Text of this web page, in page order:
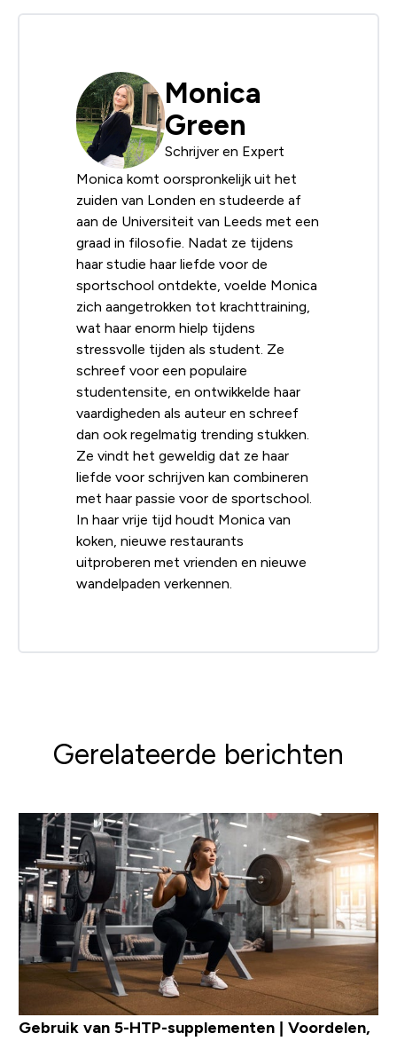
Monica
Green
Schrijver en Expert
Monica komt oorspronkelijk uit het
zuiden van Londen en studeerde af
aan de Universiteit van Leeds met een
graad in filosofie. Nadat ze tijdens
haar studie haar liefde voor de
sportschool ontdekte, voelde Monica
zich aangetrokken tot krachttraining,
wat haar enorm hielp tijdens
stressvolle tijden als student. Ze
schreef voor een populaire
studentensite, en ontwikkelde haar
vaardigheden als auteur en schreef
dan ook regelmatig trending stukken.
Ze vindt het geweldig dat ze haar
liefde voor schrijven kan combineren
met haar passie voor de sportschool.
In haar vrije tijd houdt Monica van
koken, nieuwe restaurants
uitproberen met vrienden en nieuwe
wandelpaden verkennen.
Gerelateerde berichten
Gebruik van 5-HTP-supplementen | Voordelen,